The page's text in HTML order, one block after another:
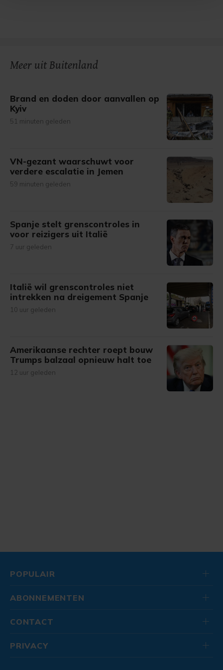
Meer uit Buitenland
Brand en doden door aanvallen op
Kyiv
51 minuten geleden
VN-gezant waarschuwt voor
verdere escalatie in Jemen
59 minuten geleden
Spanje stelt grenscontroles in
voor reizigers uit Italië
7 uur geleden
Italië wil grenscontroles niet
intrekken na dreigement Spanje
10 uur geleden
Amerikaanse rechter roept bouw
Trumps balzaal opnieuw halt toe
12 uur geleden
POPULAIR
ABONNEMENTEN
CONTACT
PRIVACY